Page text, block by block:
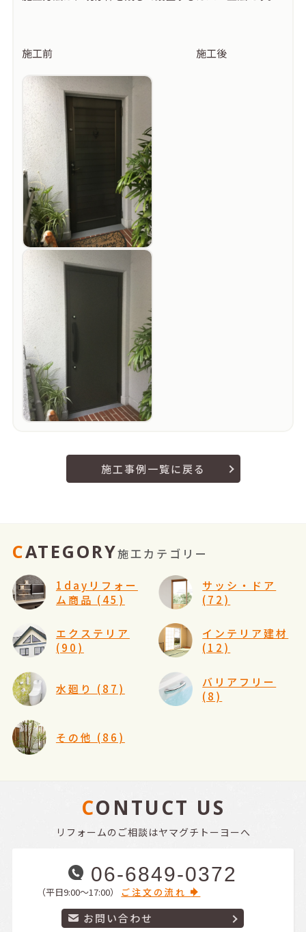
施工前 施工後
施工事例一覧に戻る
CATEGORY施工カテゴリー
1dayリフォー
ム商品 (45)
サッシ・ドア
(72)
エクステリア
(90)
インテリア建材
(12)
水廻り (87)
バリアフリー
(8)
その他 (86)
CONTUCT US
リフォームのご相談はヤマグチトーヨーへ
06-6849-0372
（平日9:00〜17:00） ご注文の流れ
お問い合わせ